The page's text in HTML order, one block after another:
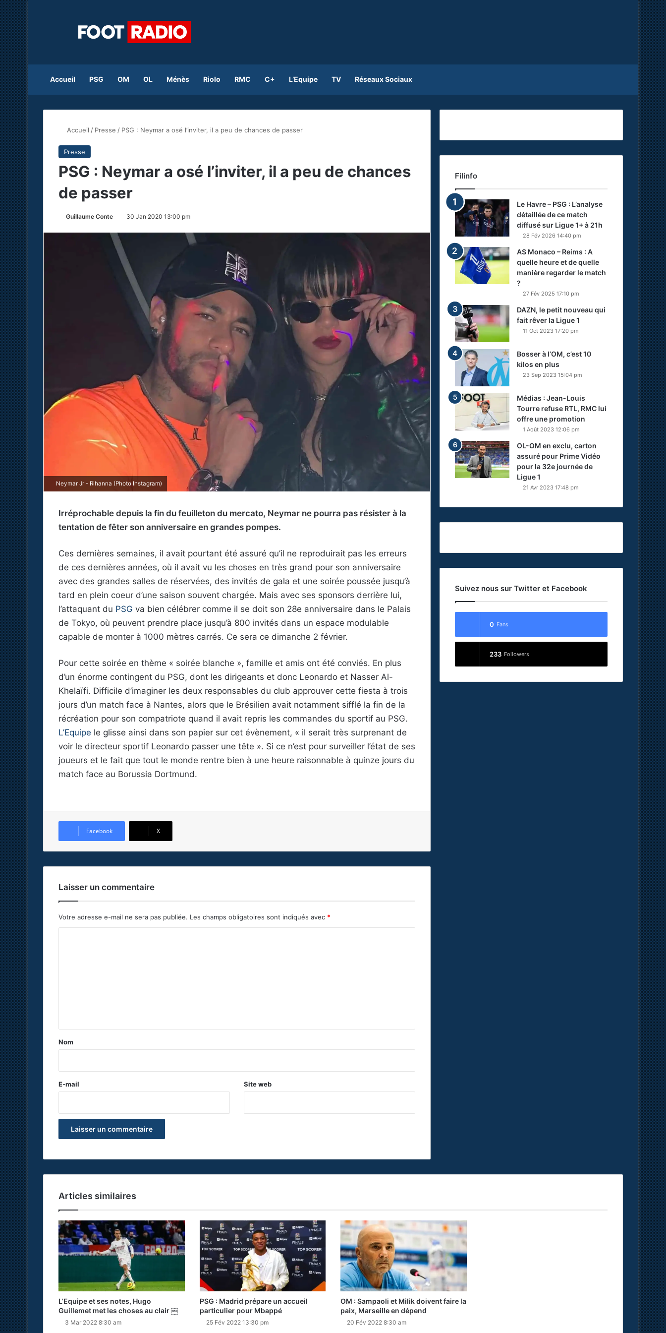
Accueil PSG OM OL Ménès Riolo RMC C+ L’Equipe TV Réseaux Sociaux
Accueil / Presse / PSG : Neymar a osé l’inviter, il a peu de chances de passer
Presse
PSG : Neymar a osé l’inviter, il a peu de chances
de passer
Guillaume Conte 30 Jan 2020 13:00 pm
Neymar Jr - Rihanna (Photo Instagram)
Irréprochable depuis la fin du feuilleton du mercato, Neymar ne pourra pas résister à la
tentation de fêter son anniversaire en grandes pompes.
Ces dernières semaines, il avait pourtant été assuré qu’il ne reproduirait pas les erreurs
de ces dernières années, où il avait vu les choses en très grand pour son anniversaire
avec des grandes salles de réservées, des invités de gala et une soirée poussée jusqu’à
tard en plein coeur d’une saison souvent chargée. Mais avec ses sponsors derrière lui,
l’attaquant du PSG va bien célébrer comme il se doit son 28e anniversaire dans le Palais
de Tokyo, où peuvent prendre place jusqu’à 800 invités dans un espace modulable
capable de monter à 1000 mètres carrés. Ce sera ce dimanche 2 février.
Pour cette soirée en thème « soirée blanche », famille et amis ont été conviés. En plus
d’un énorme contingent du PSG, dont les dirigeants et donc Leonardo et Nasser Al-
Khelaïfi. Difficile d’imaginer les deux responsables du club approuver cette fiesta à trois
jours d’un match face à Nantes, alors que le Brésilien avait notamment sifflé la fin de la
récréation pour son compatriote quand il avait repris les commandes du sportif au PSG.
L’Equipe le glisse ainsi dans son papier sur cet évènement, « il serait très surprenant de
voir le directeur sportif Leonardo passer une tête ». Si ce n’est pour surveiller l’état de ses
joueurs et le fait que tout le monde rentre bien à une heure raisonnable à quinze jours du
match face au Borussia Dortmund.
Facebook X
Laisser un commentaire
Votre adresse e-mail ne sera pas publiée. Les champs obligatoires sont indiqués avec *
a
e
Nom
E-mail Site web
Filinfo
Le Havre – PSG : L’analyse
détaillée de ce match
diffusé sur Ligue 1+ à 21h
28 Fév 2026 14:40 pm
AS Monaco – Reims : A
quelle heure et de quelle
manière regarder le match
?
27 Fév 2025 17:10 pm
DAZN, le petit nouveau qui
fait rêver la Ligue 1
11 Oct 2023 17:20 pm
Bosser à l’OM, c’est 10
kilos en plus
23 Sep 2023 15:04 pm
Médias : Jean-Louis
Tourre refuse RTL, RMC lui
offre une promotion
1 Août 2023 12:06 pm
OL-OM en exclu, carton
assuré pour Prime Vidéo
pour la 32e journée de
Ligue 1
21 Avr 2023 17:48 pm
Suivez nous sur Twitter et Facebook
0 Fans
233 Followers
Articles similaires
L’Equipe et ses notes, Hugo
Guillemet met les choses au clair ￼
3 Mar 2022 8:30 am
PSG : Madrid prépare un accueil
particulier pour Mbappé
25 Fév 2022 13:30 pm
OM : Sampaoli et Milik doivent faire la
paix, Marseille en dépend
20 Fév 2022 8:30 am